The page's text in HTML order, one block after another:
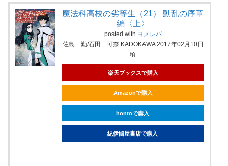
魔法科高校の劣等生（21） 動乱の序章
編〈上〉
posted with ヨメレバ
佐島 勤/石田 可奈 KADOKAWA 2017年02月10日
頃
楽天ブックスで購入
Amazonで購入
hontoで購入
紀伊國屋書店で購入